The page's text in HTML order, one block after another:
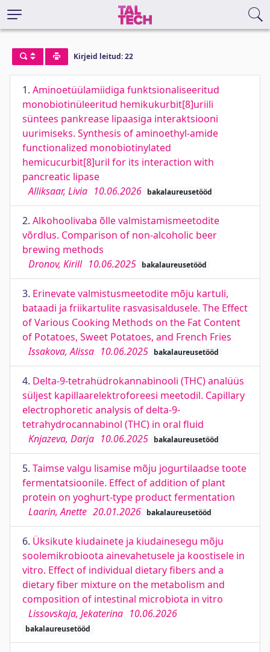
Kirjeid leitud: 22
1. Aminoetüülamiidiga funktsionaliseeritud
monobiotinüleeritud hemikukurbit[8]uriili
süntees pankrease lipaasiga interaktsiooni
uurimiseks. Synthesis of aminoethyl-amide
functionalized monobiotinylated
hemicucurbit[8]uril for its interaction with
pancreatic lipase
Alliksaar, Livia 10.06.2026 bakalaureusetööd
2. Alkohoolivaba õlle valmistamismeetodite
võrdlus. Comparison of non-alcoholic beer
brewing methods
Dronov, Kirill 10.06.2025 bakalaureusetööd
3. Erinevate valmistusmeetodite mõju kartuli,
bataadi ja friikartulite rasvasisaldusele. The Effect
of Various Cooking Methods on the Fat Content
of Potatoes, Sweet Potatoes, and French Fries
Issakova, Alissa 10.06.2025 bakalaureusetööd
4. Delta-9-tetrahüdrokannabinooli (THC) analüüs
süljest kapillaarelektroforeesi meetodil. Capillary
electrophoretic analysis of delta-9-
tetrahydrocannabinol (THC) in oral fluid
Knjazeva, Darja 10.06.2025 bakalaureusetööd
5. Taimse valgu lisamise mõju jogurtilaadse toote
fermentatsioonile. Effect of addition of plant
protein on yoghurt-type product fermentation
Laarin, Anette 20.01.2026 bakalaureusetööd
6. Üksikute kiudainete ja kiudainesegu mõju
soolemikrobioota ainevahetusele ja koostisele in
vitro. Effect of individual dietary fibers and a
dietary fiber mixture on the metabolism and
composition of intestinal microbiota in vitro
Lissovskaja, Jekaterina 10.06.2026
bakalaureusetööd